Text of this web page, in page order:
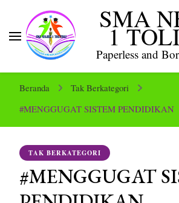
SMA
1
Paperless and
Beranda
Tak Berkategori
#MENGGUGAT SISTEM PENDIDIKAN
TAK BERKATEGORI
#MENGGUGAT